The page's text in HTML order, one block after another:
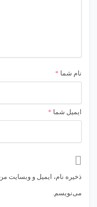
نام شما *
ایمیل شما *
ذخیره نام، ایمیل و وبسایت
می‌نویسم.